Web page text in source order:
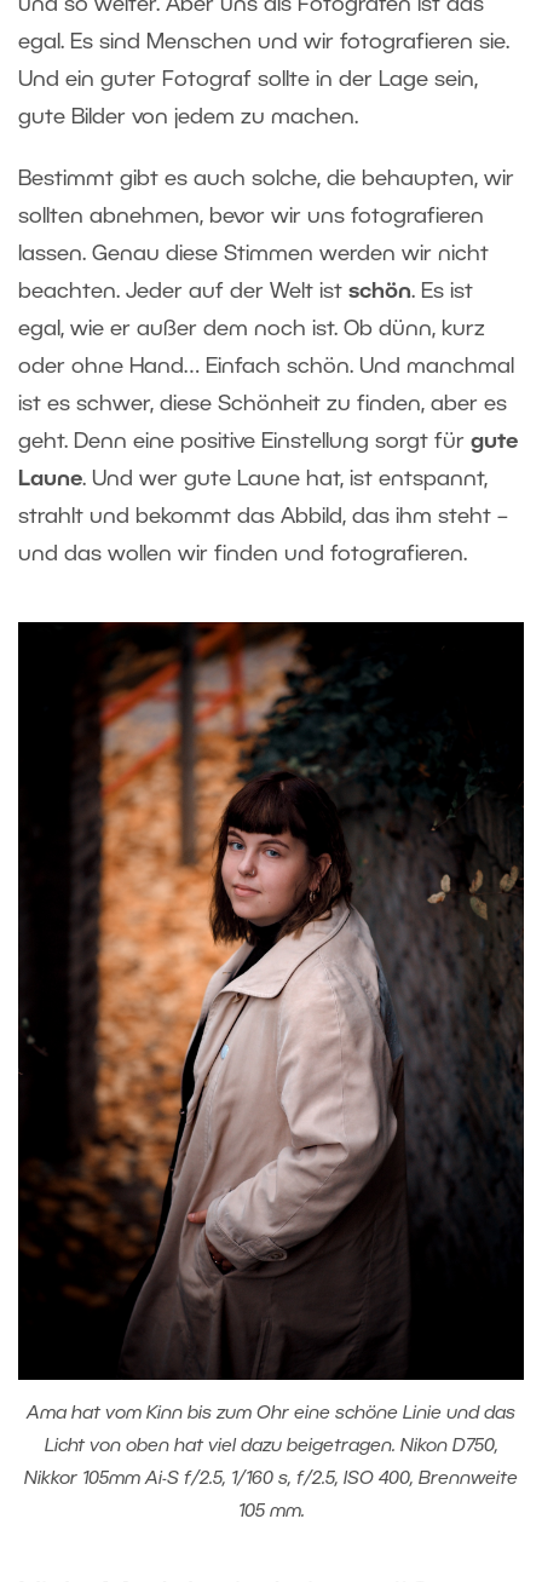
und so weiter. Aber uns als Fotografen ist das
egal. Es sind Menschen und wir fotografieren sie.
Und ein guter Fotograf sollte in der Lage sein,
gute Bilder von jedem zu machen.
Bestimmt gibt es auch solche, die behaupten, wir
sollten abnehmen, bevor wir uns fotografieren
lassen. Genau diese Stimmen werden wir nicht
beachten. Jeder auf der Welt ist schön. Es ist
egal, wie er außer dem noch ist. Ob dünn, kurz
oder ohne Hand… Einfach schön. Und manchmal
ist es schwer, diese Schönheit zu finden, aber es
geht. Denn eine positive Einstellung sorgt für gute
Laune. Und wer gute Laune hat, ist entspannt,
strahlt und bekommt das Abbild, das ihm steht –
und das wollen wir finden und fotografieren.
Ama hat vom Kinn bis zum Ohr eine schöne Linie und das
Licht von oben hat viel dazu beigetragen. Nikon D750,
Nikkor 105mm Ai-S f/2.5, 1/160 s, f/2.5, ISO 400, Brennweite
105 mm.